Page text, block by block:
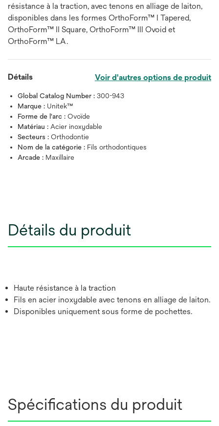
résistance à la traction, avec tenons en alliage de laiton,
disponibles dans les formes OrthoForm™ I Tapered,
OrthoForm™ II Square, OrthoForm™ III Ovoid et
OrthoForm™ LA.
Détails Voir d'autres options de produit
Global Catalog Number : 300-943
Marque : Unitek™
Forme de l'arc : Ovoïde
Matériau : Acier inoxydable
Secteurs : Orthodontie
Nom de la catégorie : Fils orthodontiques
Arcade : Maxillaire
Détails du produit
Haute résistance à la traction
Fils en acier inoxydable avec tenons en alliage de laiton.
Disponibles uniquement sous forme de pochettes.
Spécifications du produit